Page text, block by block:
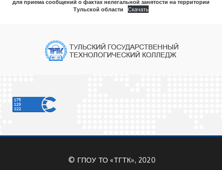
для приема сообщений о фактах нелегальной занятости на территории
Тульской области
Скачать
© ГПОУ ТО «ТГТК», 2020